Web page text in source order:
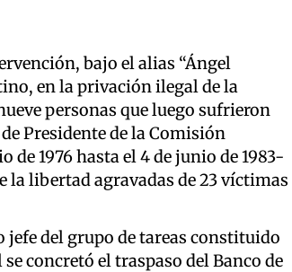
bajo el alias “Ángel
en la privación ilegal de la
personas que luego sufrieron
Presidente de la Comisión
de 1976 hasta el 4 de junio de 1983-
la libertad agravadas de 23 víctimas
del grupo de tareas constituido
concretó el traspaso del Banco de